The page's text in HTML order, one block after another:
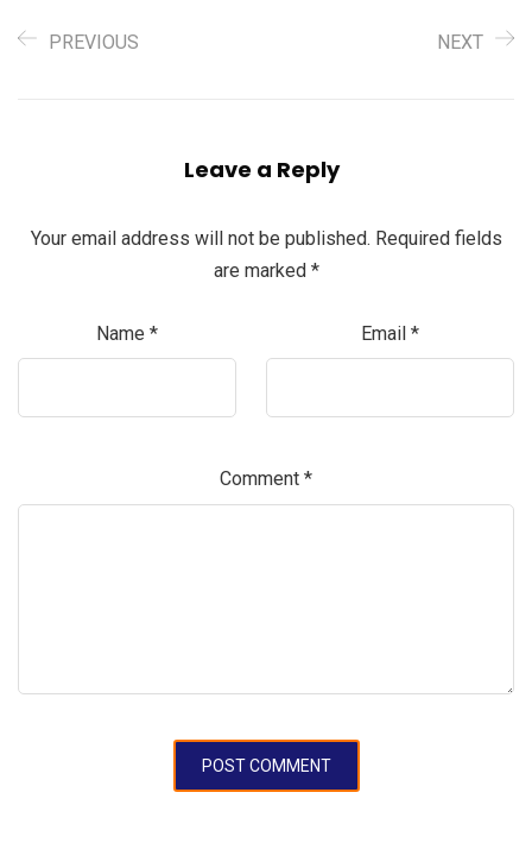
PREVIOUS NEXT
Leave a Reply
Your email address will not be published. Required fields
are marked *
Name * Email *
Comment *